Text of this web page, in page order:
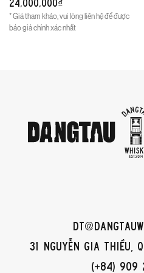
₫
* Giá tham khảo, vui lòng liên hệ để được
báo giá chính xác nhất
31 Nguyễn Gia Thiều,
(+84) 909